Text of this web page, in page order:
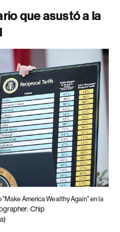
que asustó a la
America Wealthy Again" en la
Chip